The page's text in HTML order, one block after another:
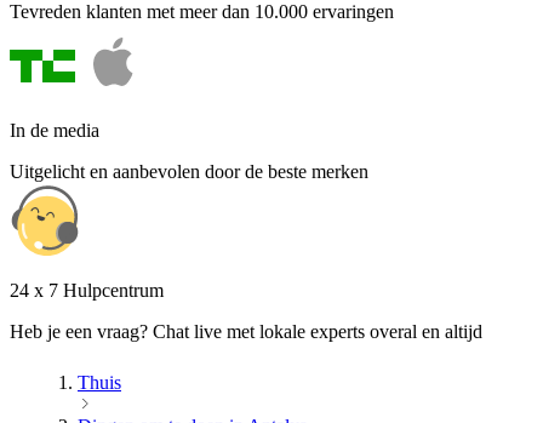
Tevreden klanten met meer dan 10.000 ervaringen
In de media
Uitgelicht en aanbevolen door de beste merken
24 x 7 Hulpcentrum
Heb je een vraag? Chat live met lokale experts overal en altijd
Thuis